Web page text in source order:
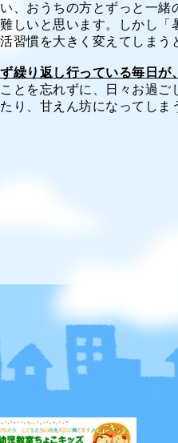
、おうちの方とずっと一緒
しいと思います。しかし
習慣を大きく変えてしまう
繰り返し行っている毎日
ことを忘れずに、日々お過ご
り、甘えん坊になってし